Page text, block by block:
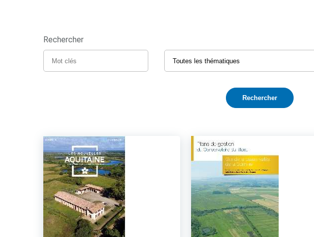
Rechercher